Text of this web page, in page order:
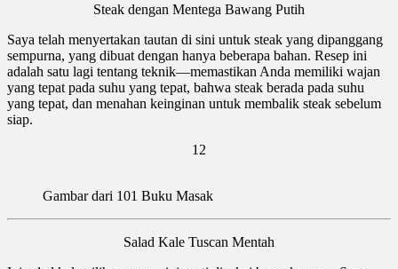
Steak dengan Mentega Bawang Putih
Saya telah menyertakan tautan di sini untuk steak yang dipanggang
sempurna, yang dibuat dengan hanya beberapa bahan. Resep ini
adalah satu lagi tentang teknik—memastikan Anda memiliki wajan
yang tepat pada suhu yang tepat, bahwa steak berada pada suhu
yang tepat, dan menahan keinginan untuk membalik steak sebelum
siap.
12
Gambar dari 101 Buku Masak
Salad Kale Tuscan Mentah